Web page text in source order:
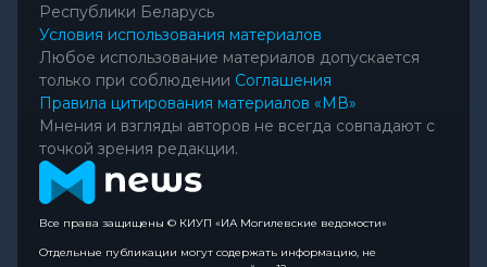
Республики Беларусь
Условия использования материалов
Любое использование материалов допускается
только при соблюдении Соглашения
Правила цитирования материалов «МВ»
Мнения и взгляды авторов не всегда совпадают с
точкой зрения редакции.
Все права защищены © КИУП «ИА Могилевские ведомости»
Отдельные публикации могут содержать информацию, не